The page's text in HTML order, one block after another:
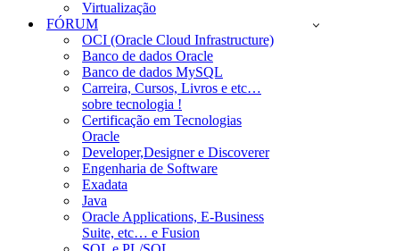
Virtualização
FÓRUM
OCI (Oracle Cloud Infrastructure)
Banco de dados Oracle
Banco de dados MySQL
Carreira, Cursos, Livros e etc…
sobre tecnologia !
Certificação em Tecnologias
Oracle
Developer,Designer e Discoverer
Engenharia de Software
Exadata
Java
Oracle Applications, E-Business
Suite, etc… e Fusion